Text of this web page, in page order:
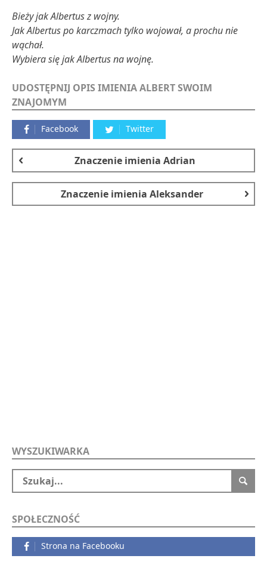
Bieży jak Albertus z wojny.
Jak Albertus po karczmach tylko wojował, a prochu nie
wąchał.
Wybiera się jak Albertus na wojnę.
UDOSTĘPNIJ OPIS IMIENIA ALBERT SWOIM
ZNAJOMYM
Facebook Twitter
Znaczenie imienia Adrian
Znaczenie imienia Aleksander
WYSZUKIWARKA
SPOŁECZNOŚĆ
Strona na Facebooku